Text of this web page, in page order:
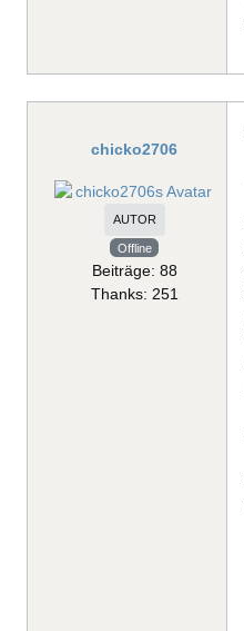
chicko2706
AUTOR
Offline
Beiträge: 88
Thanks: 251